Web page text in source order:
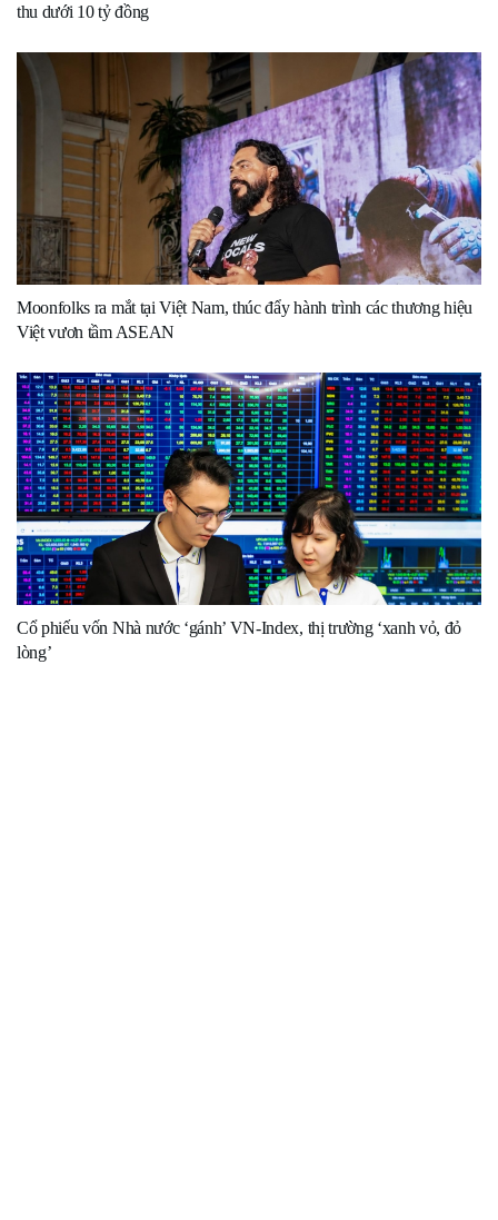
thu dưới 10 tỷ đồng
Moonfolks ra mắt tại Việt Nam, thúc đẩy hành trình các thương hiệu
Việt vươn tầm ASEAN
Cổ phiếu vốn Nhà nước ‘gánh’ VN-Index, thị trường ‘xanh vỏ, đỏ
lòng’